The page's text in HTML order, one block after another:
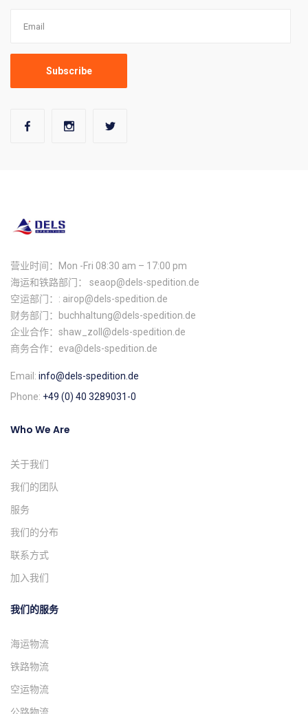
营业时间：Mon -Fri 08:30 am – 17:00 pm
海运和铁路部门： seaop@dels-spedition.de
空运部门：: airop@dels-spedition.de
财务部门：buchhaltung@dels-spedition.de
企业合作：shaw_zoll@dels-spedition.de
商务合作：eva@dels-spedition.de
Email: info@dels-spedition.de
Phone: +49 (0) 40 3289031-0
Who We Are
关于我们
我们的团队
服务
我们的分布
联系方式
加入我们
我们的服务
海运物流
铁路物流
空运物流